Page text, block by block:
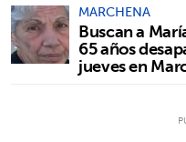
MARCHENA
Buscan a
65 años
jueves en